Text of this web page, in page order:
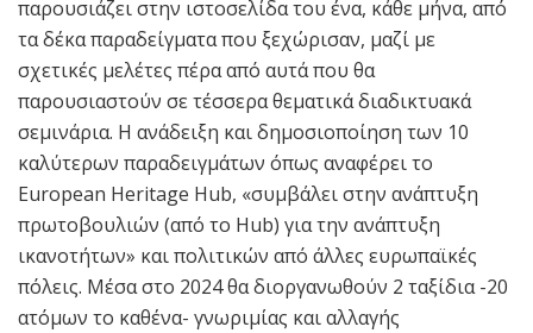
παρουσιάζει στην ιστοσελίδα του ένα, κάθε μήνα, από
τα δέκα παραδείγματα που ξεχώρισαν, μαζί με
σχετικές μελέτες πέρα από αυτά που θα
παρουσιαστούν σε τέσσερα θεματικά διαδικτυακά
σεμινάρια. Η ανάδειξη και δημοσιοποίηση των 10
καλύτερων παραδειγμάτων όπως αναφέρει το
European Heritage Hub, «συμβάλει στην ανάπτυξη
πρωτοβουλιών (από το Hub) για την ανάπτυξη
ικανοτήτων» και πολιτικών από άλλες ευρωπαϊκές
πόλεις. Μέσα στο 2024 θα διοργανωθούν 2 ταξίδια -20
ατόμων το καθένα- γνωριμίας και αλλαγής